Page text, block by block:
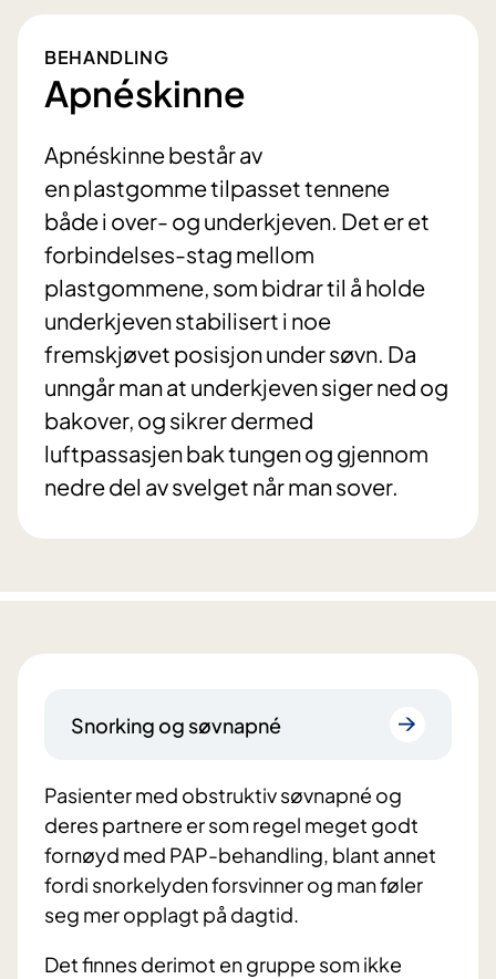
BEHANDLING
Apnéskinne
Apnéskinne består av
en plastgomme tilpasset tennene
både i over- og underkjeven. Det er et
forbindelses-stag mellom
plastgommene, som bidrar til å holde
underkjeven stabilisert i noe
fremskjøvet posisjon under søvn. Da
unngår man at underkjeven siger ned og
bakover, og sikrer dermed
luftpassasjen bak tungen og gjennom
nedre del av svelget når man sover.
Snorking og søvnapné
Pasienter med obstruktiv søvnapné og
deres partnere er som regel meget godt
fornøyd med PAP-behandling, blant annet
fordi snorkelyden forsvinner og man føler
seg mer opplagt på dagtid.
Det finnes derimot en gruppe som ikke